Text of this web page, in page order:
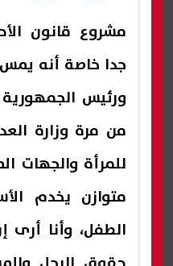
مشروع قانون
جدا خاصة أنه
ورئيس
من مرة وزارة
للمرأة والجهات
متوازن يخدم
الطفل، وأنا أرى